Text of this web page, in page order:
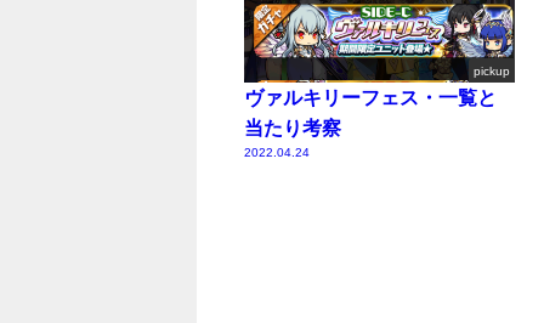
pickup
ヴァルキリーフェス・一覧と
当たり考察
2022.04.24